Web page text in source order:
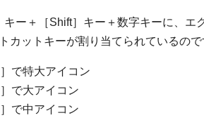
ー＋［Shift］キー＋数字キーに、エ
カットキーが割り当てられているので
で特大アイコン
で大アイコン
で中アイコン